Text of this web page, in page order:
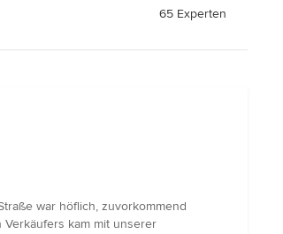
65 Experten
war höflich, zuvorkommend
kam mit unserer